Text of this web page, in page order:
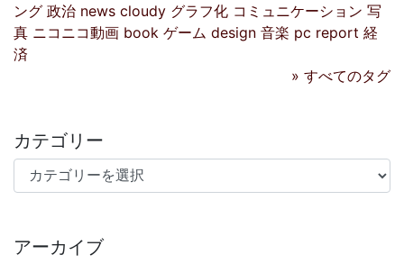
ング 政治 news cloudy グラフ化 コミュニケーション 写
真 ニコニコ動画 book ゲーム design 音楽 pc report 経
済
» すべてのタグ
カテゴリー
カテゴリー
アーカイブ